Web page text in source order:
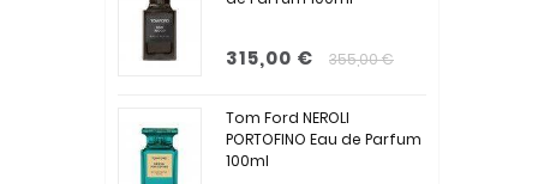
315,00 € 355,00 €
Tom Ford NEROLI
PORTOFINO Eau de Parfum
100ml